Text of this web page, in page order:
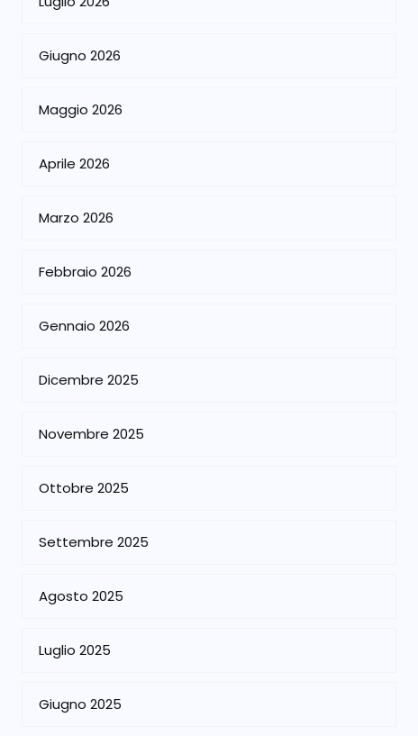
Giugno 2026
Maggio 2026
Aprile 2026
Marzo 2026
Febbraio 2026
Gennaio 2026
Dicembre 2025
Novembre 2025
Ottobre 2025
Settembre 2025
Agosto 2025
Luglio 2025
Giugno 2025